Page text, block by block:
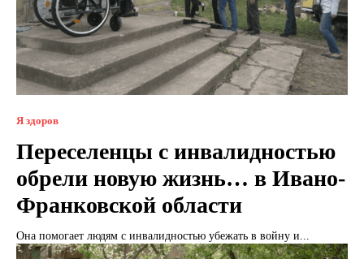
Я здоров
Переселенцы с инвалидностью
обрели новую жизнь… в Ивано-
Франковской области
Она помогает людям с инвалидностью убежать в войну и...